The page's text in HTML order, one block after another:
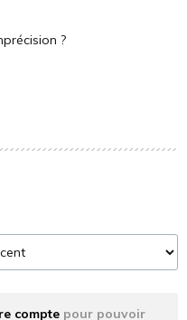
?
compte pour pouvoir